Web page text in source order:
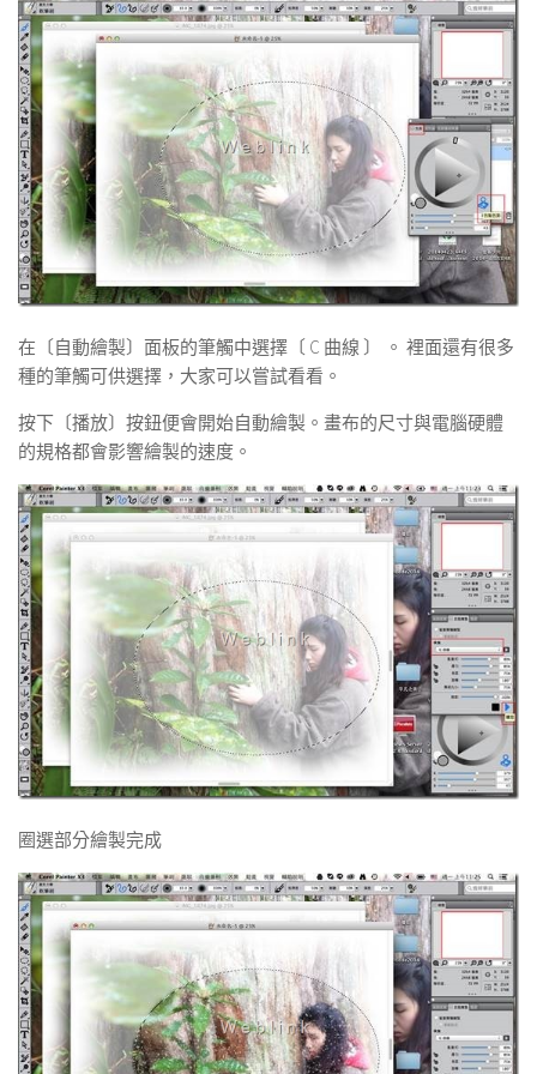
在〔自動繪製〕面板的筆觸中選擇〔 C 曲線 〕 。 裡面還有很多
種的筆觸可供選擇，大家可以嘗試看看。
按下〔播放〕按鈕便會開始自動繪製。畫布的尺寸與電腦硬體
的規格都會影響繪製的速度。
圈選部分繪製完成